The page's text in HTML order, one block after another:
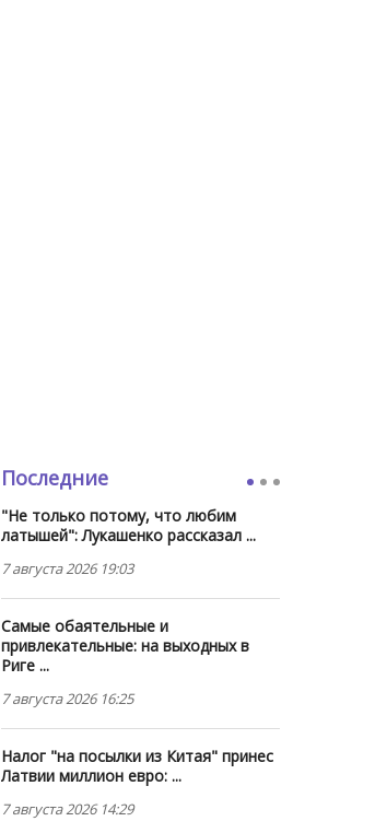
Последние
"Не только потому, что любим
латышей": Лукашенко рассказал ...
7 августа 2026 19:03
Самые обаятельные и
привлекательные: на выходных в
Риге ...
7 августа 2026 16:25
Налог "на посылки из Китая" принес
Латвии миллион евро: ...
7 августа 2026 14:29